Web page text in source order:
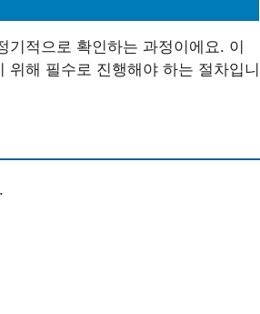
기적으로 확인하는 과정이에요. 이
위해 필수로 진행해야 하는 절차입니